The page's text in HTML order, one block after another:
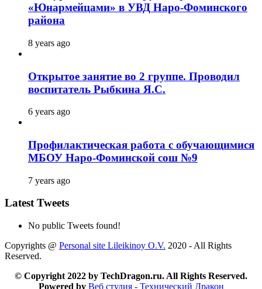
«Юнармейцами» в УВД Наро-Фоминского
района
8 years ago
Открытое занятие во 2 группе. Проводил
воспитатель Рыбкина Я.С.
6 years ago
Профилактическая работа с обучающимися
МБОУ Наро-Фоминской сош №9
7 years ago
Latest Tweets
No public Tweets found!
Copyrights @ Personal site Lileikinoy O.V. 2020 - All Rights
Reserved.
© Copyright 2022 by TechDragon.ru. All Rights Reserved.
Powered by Веб студия - Технический Дракон